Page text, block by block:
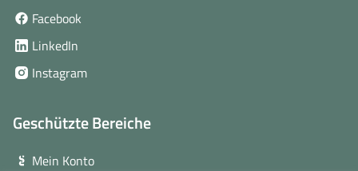
Facebook
Fenster)
LinkedIn
neuem
Instagram(öffnet
Fenster)
Geschützte Bereiche
Mein Konto